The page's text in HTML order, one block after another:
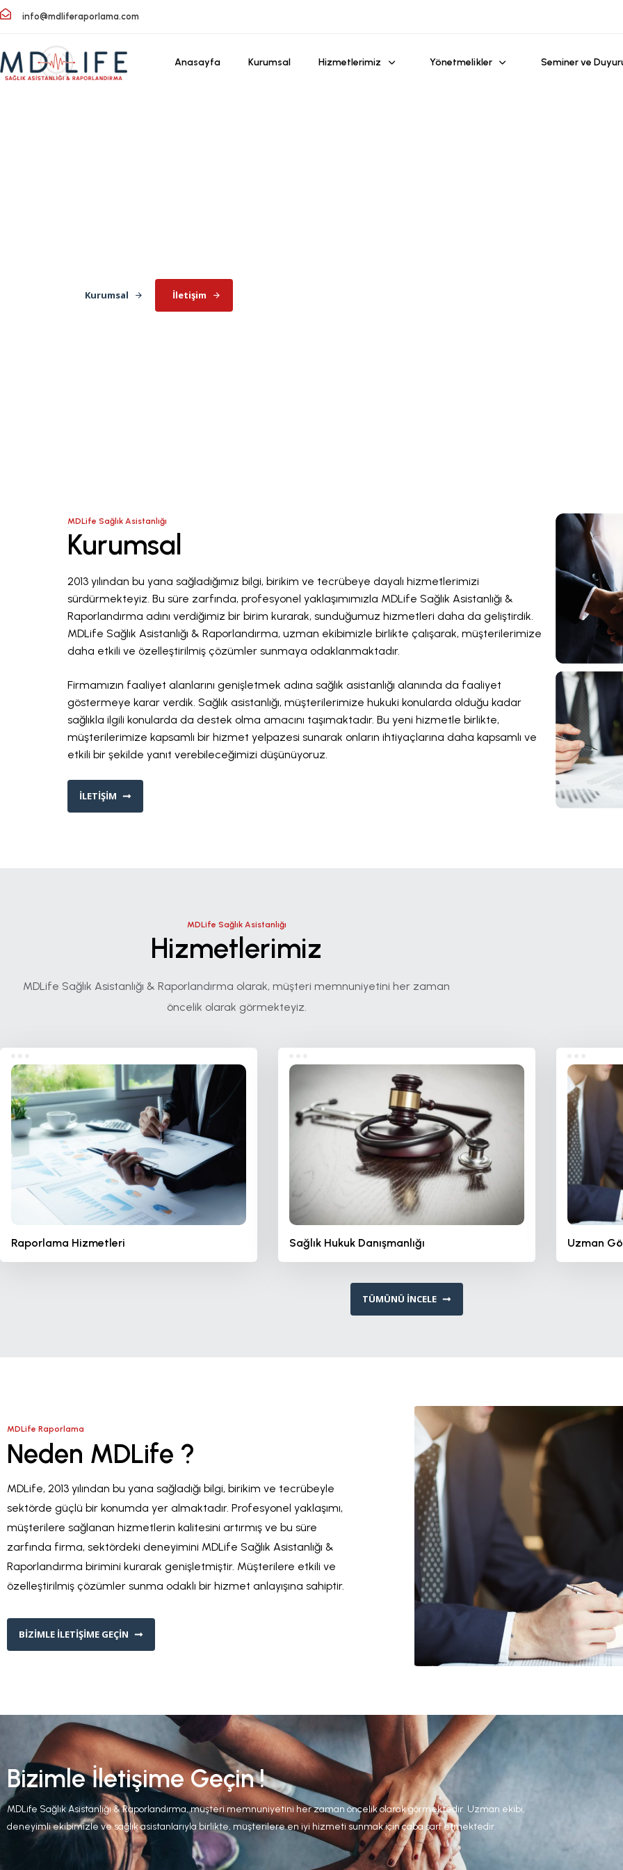
info@mdliferaporlama.com
Anasayfa Kurumsal Hizmetlerimiz Yönetmelikler Seminer ve
Kurumsal İletişim
MDLife Sağlık Asistanlığı
Kurumsal
2013 yılından bu yana sağladığımız bilgi, birikim ve tecrübeye dayalı hizmetlerimizi
sürdürmekteyiz. Bu süre zarfında, profesyonel yaklaşımımızla MDLife Sağlık Asistanlığı &
Raporlandırma adını verdiğimiz bir birim kurarak, sunduğumuz hizmetleri daha da geliştirdik.
MDLife Sağlık Asistanlığı & Raporlandırma, uzman ekibimizle birlikte çalışarak, müşterilerimize
daha etkili ve özelleştirilmiş çözümler sunmaya odaklanmaktadır.
Firmamızın faaliyet alanlarını genişletmek adına sağlık asistanlığı alanında da faaliyet
göstermeye karar verdik. Sağlık asistanlığı, müşterilerimize hukuki konularda olduğu kadar
sağlıkla ilgili konularda da destek olma amacını taşımaktadır. Bu yeni hizmetle birlikte,
müşterilerimize kapsamlı bir hizmet yelpazesi sunarak onların ihtiyaçlarına daha kapsamlı ve
etkili bir şekilde yanıt verebileceğimizi düşünüyoruz.
İLETIŞIM
MDLife Sağlık Asistanlığı
Hizmetlerimiz
MDLife Sağlık Asistanlığı & Raporlandırma olarak, müşteri memnuniyetini her zaman
öncelik olarak görmekteyiz.
Raporlama Hizmetleri Sağlık Hukuk Danışmanlığı Uzman
TÜMÜNÜ İNCELE
MDLife Raporlama
Neden MDLife ?
MDLife, 2013 yılından bu yana sağladığı bilgi, birikim ve tecrübeyle
sektörde güçlü bir konumda yer almaktadır. Profesyonel yaklaşımı,
müşterilere sağlanan hizmetlerin kalitesini artırmış ve bu süre
zarfında firma, sektördeki deneyimini MDLife Sağlık Asistanlığı &
Raporlandırma birimini kurarak genişletmiştir. Müşterilere etkili ve
özelleştirilmiş çözümler sunma odaklı bir hizmet anlayışına sahiptir.
BIZIMLE İLETIŞIME GEÇIN
Bizimle İletişime Geçin !
MDLife Sağlık Asistanlığı & Raporlandırma, müşteri memnuniyetini her zaman öncelik olarak görmektedir. Uzman ekibi,
deneyimli ekibimizle ve sağlık asistanlarıyla birlikte, müşterilere en iyi hizmeti sunmak için çaba sarf etmektedir.